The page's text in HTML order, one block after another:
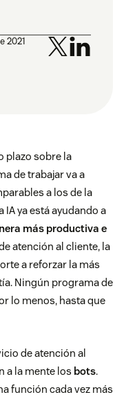
2021
plazo sobre la
de trabajar va a
a los de la
ya está ayudando a
más productiva e
atención al cliente, la
a reforzar la más
Ningún programa de
lo menos, hasta que
de atención al
a la mente los bots.
función cada vez más